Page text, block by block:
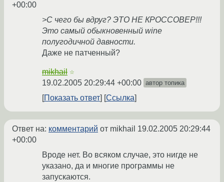
+00:00
>С чего бы вдруг? ЭТО НЕ КРОССОВЕР!!!
Это самый обыкновенный wine
полугодичной давности.
Даже не патченный?
mikhail ☆
19.02.2005 20:29:44 +00:00 автор топика
Показать ответ Ссылка
Ответ на: комментарий от mikhail 19.02.2005 20:29:44
+00:00
Вроде нет. Во всяком случае, это нигде не
указано, да и многие программы не
запускаются.